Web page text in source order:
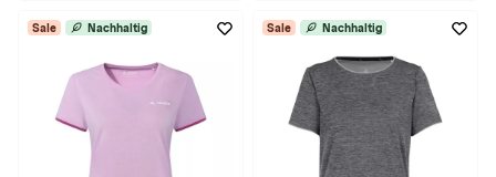
Sale Nachhaltig Sale Nachhaltig